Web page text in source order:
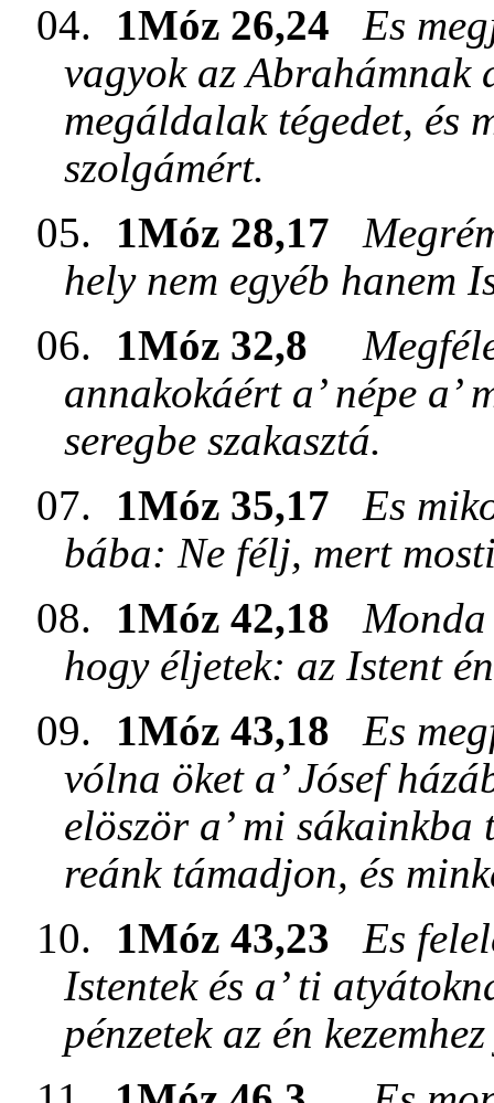
04.
1Móz 26,24
Es
vagyok az Abrahámnak
megáldalak tégedet, és
szolgámért.
05.
1Móz 28,17
hely nem egyéb hanem
06.
1Móz 32,8
annakokáért a’ népe a’
seregbe szakasztá.
07.
1Móz 35,17
Es
bába: Ne félj, mert
08.
1Móz 42,18
hogy éljetek: az Istent
09.
1Móz 43,18
Es
vólna öket a’ Jósef
elöször a’ mi
reánk támadjon, és
10.
1Móz 43,23
Es
Istentek és a’ ti
pénzetek az én